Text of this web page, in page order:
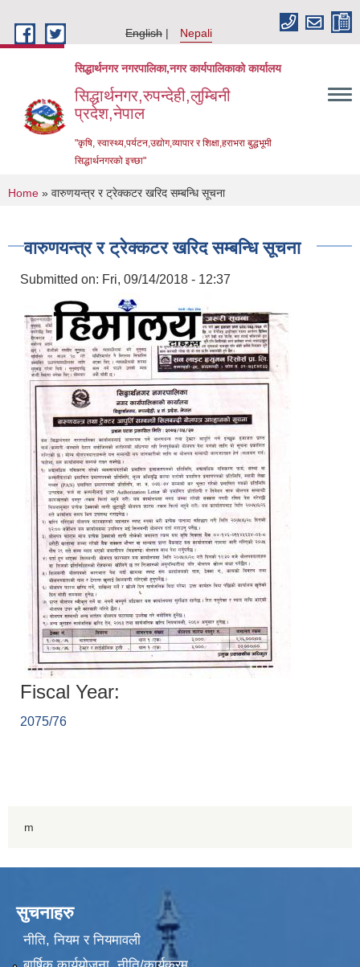
English
Nepali
सिद्धार्थनगर नगरपालिका,नगर कार्यपालिकाको कार्यालय
सिद्धार्थनगर,रुपन्देही,लुम्बिनी
प्रदेश,नेपाल
"कृषि, स्वास्थ्य,पर्यटन,उद्योग,व्यापार र शिक्षा,हराभरा बुद्धभूमी
सिद्धार्थनगरको इच्छा"
You are here
Home » वारुणयन्त्र र ट्रेक्कटर खरिद सम्बन्धि सूचना
वारुणयन्त्र र ट्रेक्कटर खरिद सम्बन्धि सूचना
Submitted on: Fri, 09/14/2018 - 12:37
Fiscal Year:
2075/76
m
सुचनाहरु
नीति, नियम र नियमावली